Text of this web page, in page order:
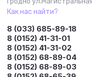
Как нас найти?
8 (033) 685-89-18
8 (0152) 41-31-01
8 (0152) 41-31-02
8 (0152) 68-89-04
8 (0152) 68-89-03